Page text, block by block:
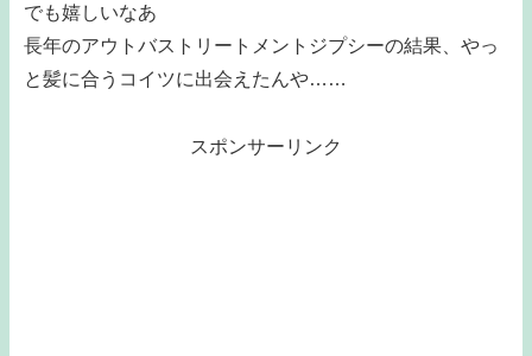
でも嬉しいなあ
長年のアウトバストリートメントジプシーの結果、やっ
と髪に合うコイツに出会えたんや……
スポンサーリンク